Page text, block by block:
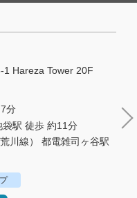
1 Hareza Tower 20F
分
駅 徒歩 約11分
川線） 都電雑司ヶ谷駅